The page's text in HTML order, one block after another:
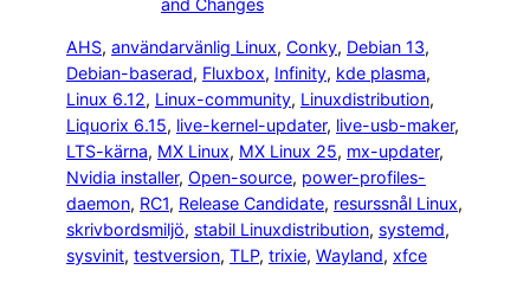
and Changes
AHS, användarvänlig Linux, Conky, Debian 13
Debian-baserad, Fluxbox, Infinity, kde plasma
Linux 6.12, Linux-community, Linuxdistribution
Liquorix 6.15, live-kernel-updater, live-usb-maker
LTS-kärna, MX Linux, MX Linux 25, mx-updater
Nvidia installer, Open-source, power-profiles-
daemon, RC1, Release Candidate, resurssnål Linux
skrivbordsmiljö, stabil Linuxdistribution, systemd
sysvinit, testversion, TLP, trixie, Wayland, xfce